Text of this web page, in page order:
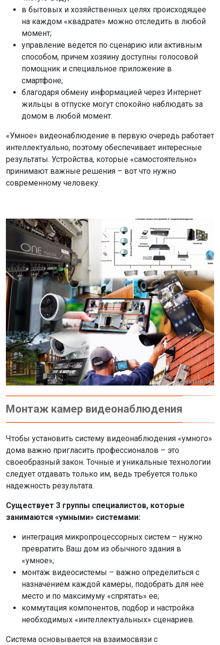
в бытовых и хозяйственных целях происходящее
на каждом «квадрате» можно отследить в любой
момент;
управление ведется по сценарию или активным
способом, причем хозяину доступны голосовой
помощник и специальное приложение в
смартфоне;
благодаря обмену информацией через Интернет
жильцы в отпуске могут спокойно наблюдать за
домом в любой момент.
«Умное» видеонаблюдение в первую очередь работает
интеллектуально, поэтому обеспечивает интересные
результаты. Устройства, которые «самостоятельно»
принимают важные решения – вот что нужно
современному человеку.
Монтаж камер видеонаблюдения
Чтобы установить систему видеонаблюдения «умного»
дома важно пригласить профессионалов – это
своеобразный закон. Точные и уникальные технологии
следует отдавать только им, ведь требуется только
надежность результата.
Существует 3 группы специалистов, которые
занимаются «умными» системами:
интеграция микропроцессорных систем – нужно
превратить Ваш дом из обычного здания в
«умное»;
монтаж видеосистемы – важно определиться с
назначением каждой камеры, подобрать для нее
место и по максимуму «спрятать» ее;
коммутация компонентов, подбор и настройка
необходимых «интеллектуальных» сценариев.
Система основывается на взаимосвязи с